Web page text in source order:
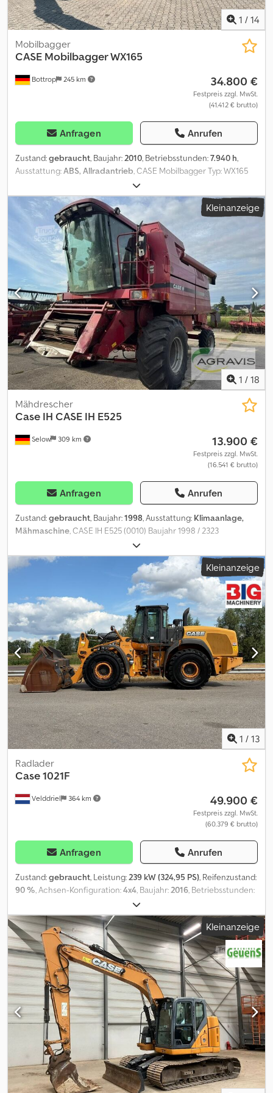
1 / 14
Bottrop 245 km
Mobilbagger
CASE Mobilbagger WX165
34.800 €
Festpreis zzgl. MwSt.
(41.412 € brutto)
Anfragen Anrufen
Zustand:gebraucht, Baujahr:2010, Betriebsstunden:7.940 h,
Ausstattung:ABS, Allradantrieb, CASE Mobilbagger Typ: WX165
(Hydraulic Exavator) Typ approval number: N211 Motorhersteller :
Case Motorleistung: 105 kW Betriebsstunden : 7940 h Zul.
Gesamtgewicht : 18000 kg Transportlänge :8,19 m
Transportbreite:1,91 m Transporthöhe: 2,89 m Farbe : Gelb -
Joystick-Steuerung - Planierschild - Kamera Gerne unterstützen
wir Sie auch im Bereich Finanzierung/Leasing mit unserem
Partnern. Dkodpfx Apszripcjcer Alle Angaben ohne Gewähr. Irrtum
und Zwischenhandel vorbehalten.
Kleinanzeige
1 / 18
Selow 309 km
Mähdrescher
Case IH CASE IH E525
13.900 €
Festpreis zzgl. MwSt.
(16.541 € brutto)
Anfragen Anrufen
Zustand:gebraucht, Baujahr:1998, Ausstattung: Klimaanlage,
Mähmaschine, CASE IH E525 (0010) Baujahr 1998 / 2323
Betriebsstunden / VIN: DCF5250416 (0020) Klimaanlage (0030)
Korntankgröße 5400 Liter (0040) Leergewicht 10.500 KG Dodpfx
Apjzfq Tiecokr (0050) Hubraum 8.700 ccm (0060) 6 Zylinder / 168
KW Diesel (0070) Motortyp DT 530 (0080) Case IH Schneidwerk 5
m gehört zur Maschine VIN IH534678 (0090) Case
Schneidwerkswagen gehört zur Maschine VIN CF45362C3 (0100)
Geschwindigkeit: 20 km/h (0110) Maschine hat 6 Schüttler
Kleinanzeige
1 / 13
Velddriel 364 km
Radlader
Case1021F
49.900 €
Festpreis zzgl. MwSt.
(60.379 € brutto)
Anfragen Anrufen
Zustand:gebraucht, Leistung:239 kW (324,95 PS), Reifenzustand:
90 %, Achsen-Konfiguration:4x4, Baujahr:2016, Betriebsstunden:
Allradantrieb
Zubehör = - Rückwärtsfahrkamera = Anmerkungen = Used Case
1021F Wheel Loader – 2016 – For Sale at BIG Machinery This Case
1021F wheel loader is now available for sale at BIG Machinery in
the Netherlands. Built in Italy in 2016, this wheel loader has 7,474
operating hours and is Stage IV / EPA Tier 4 Final compliant. It is
equipped with 4x4 drive, Command Steering, a LOADMASTER
weighing system, 360° camera system, and almost new tires for
reliable performance on demanding loading applications.
Specifications • Model: Case 1021F • Year: 2016 • Country of
manufacture: Italy • Operating hours: 7,474 • Stage IV / EPA Tier 4
Final • 4x4 drive • Command Steering • LOADMASTER weighing
system • 360° camera system • Rear view camera • Almost new
tires • Air conditioning • Condition: Used Interested in this Case
1021F? Contact BIG Machinery for more information, inspection
Kleinanzeige